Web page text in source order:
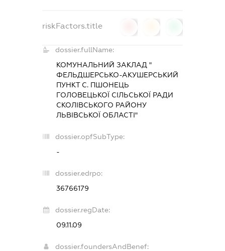
riskFactors.title
dossier.fullName:
КОМУНАЛЬНИЙ ЗАКЛАД "
ФЕЛЬДШЕРСЬКО-АКУШЕРСЬКИЙ
ПУНКТ С. ПШОНЕЦЬ
ГОЛОВЕЦЬКОЇ СІЛЬСЬКОЇ РАДИ
СКОЛІВСЬКОГО РАЙОНУ
ЛЬВІВСЬКОЇ ОБЛАСТІ"
dossier.opfSubType:
-
dossier.edrpo:
36766179
dossier.regDate:
09.11.09
dossier.foundersAndBenef: